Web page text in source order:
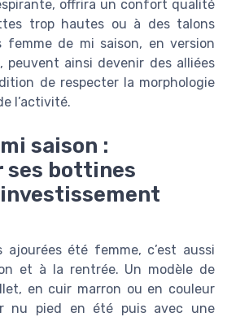
offrira un confort qualité
trop hautes ou à des talons
femme de mi saison, en version
peuvent ainsi devenir des alliées
de respecter la morphologie
l’activité.
saison :
bottines
ajourées été femme, c’est aussi
et à la rentrée. Un modèle de
en cuir marron ou en couleur
nu pied en été puis avec une